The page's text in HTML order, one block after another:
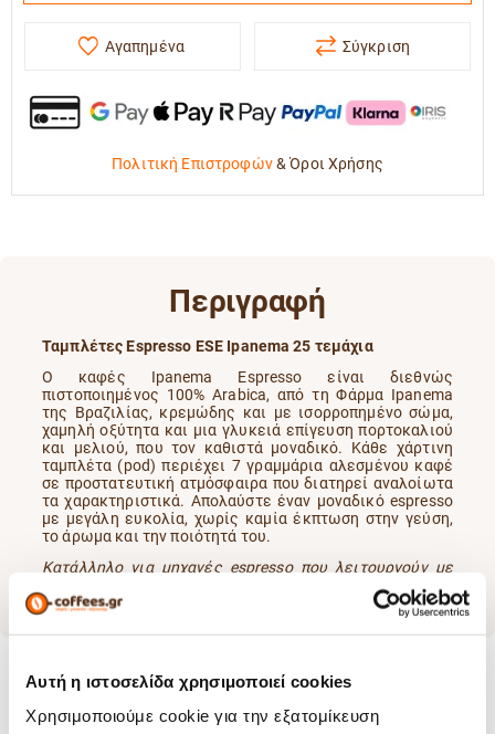
Αυτή η ιστοσελίδα χρησιμοποιεί cookies
Χρησιμοποιούμε cookie για την εξατομίκευση
Αγαπημένα Σύγκριση
Πολιτική Επιστροφών&Όροι Χρήσης
Περιγραφή
Ταμπλέτες Espresso ESE Ipanema 25 τεμάχια
Ο καφές Ipanema Espresso είναι διεθνώς
πιστοποιημένος 100% Arabica, από τη Φάρμα Ipanema
της Βραζιλίας, κρεμώδης και με ισορροπημένο σώμα,
χαμηλή οξύτητα και μια γλυκειά επίγευση πορτοκαλιού
και μελιού, που τον καθιστά μοναδικό.
Κάθε χάρτινη
ταμπλέτα (pod) περιέχει 7 γραμμάρια αλεσμένου καφέ
σε προστατευτική ατμόσφαιρα που διατηρεί αναλοίωτα
τα χαρακτηριστικά. Απολαύστε έναν μοναδικό espresso
με μεγάλη ευκολία, χωρίς καμία έκπτωση στην γεύση,
το άρωμα και την ποιότητά του.
Κατάλληλο για μηχανές espresso που λειτουργούν με